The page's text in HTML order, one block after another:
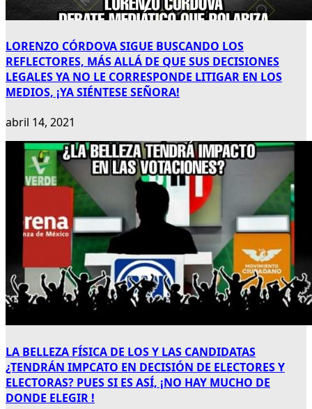
LORENZO CÓRDOVA SIGUE BUSCANDO LOS
REFLECTORES, MÁS ALLÁ DE QUE SUS DECISIONES
LEGALES YA NO LE CORRESPONDE LITIGAR EN LOS
MEDIOS, ¡YA SIÉNTESE SEÑORA!
abril 14, 2021
LA BELLEZA FÍSICA DE LOS Y LAS CANDIDATAS
¿TENDRÁN IMPCATO EN DECISIÓN DE ELECTORES Y
ELECTORAS? PUES SI ES ASÍ, ¡NO HAY MUCHO DE
DONDE ELEGIR !